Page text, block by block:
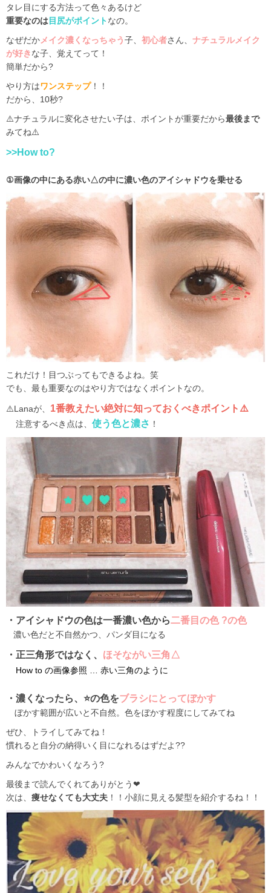
タレ目にする方法って色々あるけど
重要なのは目尻がポイントなの。
なぜだかメイク濃くなっちゃう子、 初心者さん、 ナチュラルメイク
が好きな子、覚えてって！
簡単だから?
やり方はワンステップ！！
だから、10秒?
⚠️ナチュラルに変化させたい子は、ポイントが重要だから最後まで
みてね⚠️
>>How to?
①画像の中にある赤い△の中に濃い色のアイシャドウを乗せる
これだけ！目つぶってもできるよね。笑
でも、最も重要なのはやり方ではなくポイントなの。
⚠️Lanaが、 1番教えたい絶対に知っておくべきポイント ⚠️
注意するべき点は、 使う色と濃さ ！
・アイシャドウの色は一番濃い色から二番目の色 ?の色
濃い色だと不自然かつ、パンダ目になる
・正三角形ではなく、 ほそながい三角△
How to の画像参照 … 赤い三角のように
・濃くなったら、⭐️の色をブラシにとってぼかす
ぼかす範囲が広いと不自然。色をぼかす程度にしてみてね
ぜひ、トライしてみてね！
慣れると自分の納得いく目になれるはずだよ??
みんなでかわいくなろう?
最後まで読んでくれてありがとう❤︎
次は、 痩せなくても大丈夫 ！！小顔に見える髪型を紹介するね！！